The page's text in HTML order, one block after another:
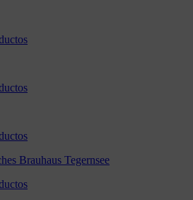
Brauhaus Tegernsee